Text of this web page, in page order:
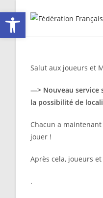
Ouvrir la
content
Salut aux joueurs et
—> Nouveau service
la possibilité de
Chacun a
jouer !
Après cela, joueurs
.